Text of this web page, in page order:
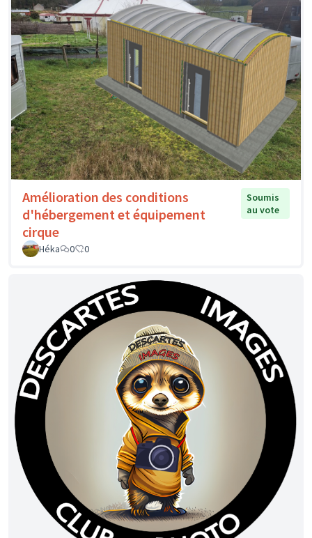
Amélioration des conditions
d'hébergement et équipement
cirque
Soumis
au vote
Héka 0 0